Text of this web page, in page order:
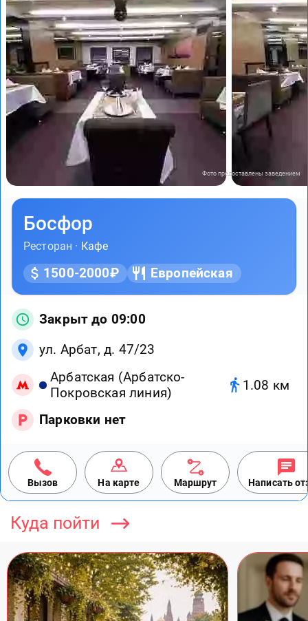
Фото предоставлены заведением
Босфор
Ресторан · Кафе
1500-2000₽ Европейская
Закрыт до 09:00
ул. Арбат, д. 47/23
Арбатская (Арбатско-
Покровская линия)
1.08 км
Парковки нет
Вызов На карте Маршрут Написать
Куда пойти